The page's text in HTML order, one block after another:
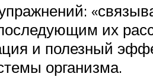
их
и полезный
организма.